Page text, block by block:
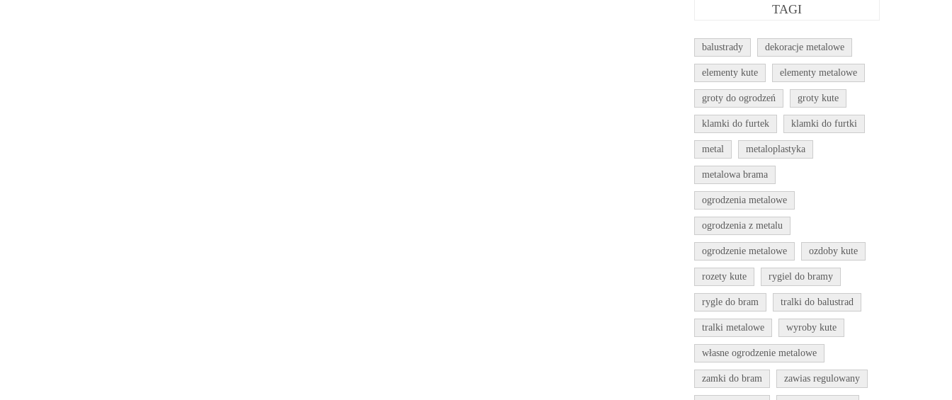
TAGI
balustrady dekoracje metalowe
elementy kute elementy metalowe
groty do ogrodzeń groty kute
klamki do furtek klamki do furtki
metal metaloplastyka
metalowa brama
ogrodzenia metalowe
ogrodzenia z metalu
ogrodzenie metalowe ozdoby kute
rozety kute rygiel do bramy
rygle do bram tralki do balustrad
tralki metalowe wyroby kute
własne ogrodzenie metalowe
zamki do bram zawias regulowany